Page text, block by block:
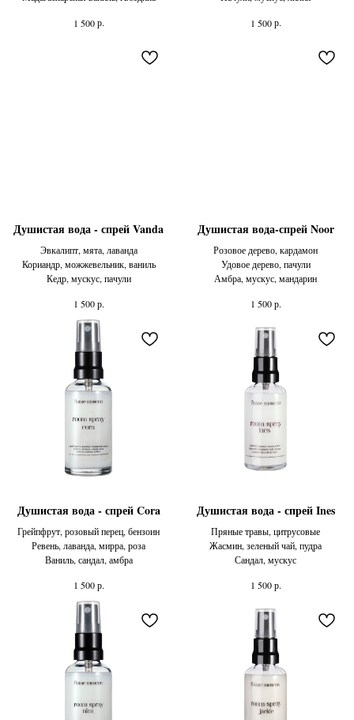
1 500 р. 1 500 р.
Душистая вода - спрей Vanda
Эвкалипт, мята, лаванда
Кориандр, можжевельник, ваниль
Кедр, мускус, пачули
1 500 р.
Душистая вода-спрей Noor
Розовое дерево, кардамон
Удовое дерево, пачули
Амбра, мускус, мандарин
1 500 р.
Душистая вода - спрей Cora
Грейпфрут, розовый перец, бензоин
Ревень, лаванда, мирра, роза
Ваниль, сандал, амбра
1 500 р.
Душистая вода - спрей Ines
Пряные травы, цитрусовые
Жасмин, зеленый чай, пудра
Сандал, мускус
1 500 р.